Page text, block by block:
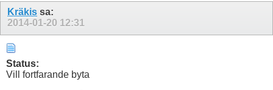
Kräkis sa:
2014-01-20 12:31
Status:
Vill fortfarande byta